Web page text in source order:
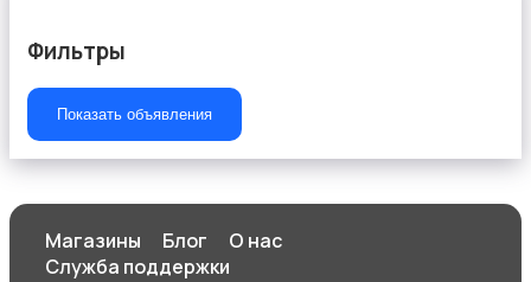
Свитеры и толстовки
Спортивная одежда
Фильтры
Показать объявления
Магазины Блог
О нас
Служба поддержки